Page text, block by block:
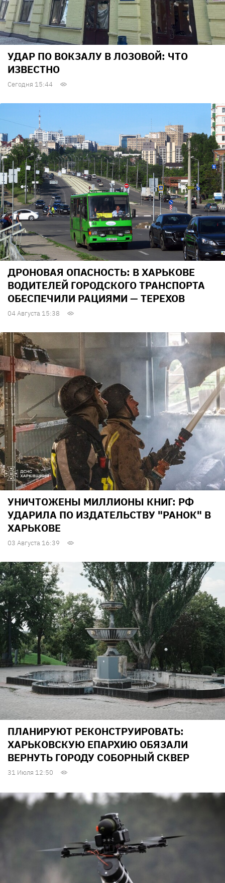
УДАР ПО ВОКЗАЛУ В ЛОЗОВОЙ: ЧТО
ИЗВЕСТНО
Сегодня 15:44
ДРОНОВАЯ ОПАСНОСТЬ: В ХАРЬКОВЕ
ВОДИТЕЛЕЙ ГОРОДСКОГО ТРАНСПОРТА
ОБЕСПЕЧИЛИ РАЦИЯМИ — ТЕРЕХОВ
04 Августа 15:38
УНИЧТОЖЕНЫ МИЛЛИОНЫ КНИГ: РФ
УДАРИЛА ПО ИЗДАТЕЛЬСТВУ "РАНОК" В
ХАРЬКОВЕ
03 Августа 16:39
ПЛАНИРУЮТ РЕКОНСТРУИРОВАТЬ:
ХАРЬКОВСКУЮ ЕПАРХИЮ ОБЯЗАЛИ
ВЕРНУТЬ ГОРОДУ СОБОРНЫЙ СКВЕР
31 Июля 12:50